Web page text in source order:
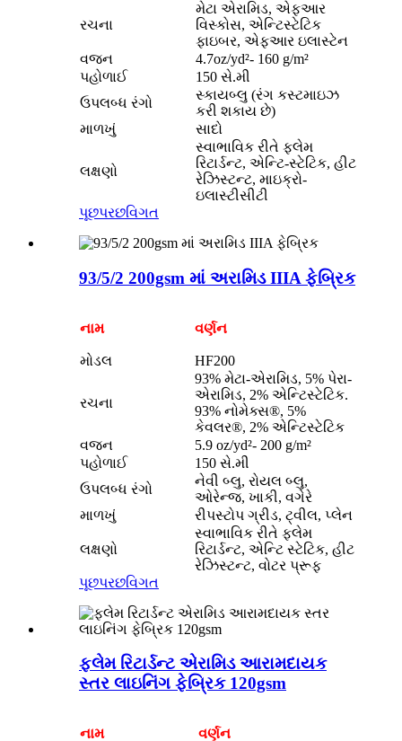
રચના
મેટા એરામિડ, એફઆર
વિસ્કોસ, એન્ટિસ્ટેટિક
ફાઇબર, એફઆર ઇલાસ્ટેન
વજન
4.7oz/yd²- 160 g/m²
પહોળાઈ
150 સે.મી
ઉપલબ્ધ રંગો
સ્કાયબ્લુ (રંગ કસ્ટમાઇઝ
કરી શકાય છે)
માળખું
સાદો
લક્ષણો
સ્વાભાવિક રીતે ફ્લેમ
રિટાર્ડન્ટ, એન્ટિ-સ્ટેટિક, હીટ
રેઝિસ્ટન્ટ, માઇક્રો-
ઇલાસ્ટીસીટી
પૂછપરછવિગત
93/5/2 200gsm માં અરામિડ IIIA ફેબ્રિક
નામ વર્ણન
મોડલ HF200
રચના
93% મેટા-એરામિડ, 5% પેરા-
એરામિડ, 2% એન્ટિસ્ટેટિક.
93% નોમેક્સ®, 5%
કેવલર®, 2% એન્ટિસ્ટેટિક
વજન
5.9 oz/yd²- 200 g/m²
પહોળાઈ
150 સે.મી
ઉપલબ્ધ રંગો
નેવી બ્લુ, રોયલ બ્લુ,
ઓરેન્જ, ખાકી, વગેરે
માળખું
રીપસ્ટોપ ગ્રીડ, ટ્વીલ, પ્લેન
લક્ષણો
સ્વાભાવિક રીતે ફ્લેમ
રિટાર્ડન્ટ, એન્ટિ સ્ટેટિક, હીટ
રેઝિસ્ટન્ટ, વોટર પ્રૂફ
પૂછપરછવિગત
ફ્લેમ રિટાર્ડન્ટ એરામિડ આરામદાયક
સ્તર લાઇનિંગ ફેબ્રિક 120gsm
નામ વર્ણન